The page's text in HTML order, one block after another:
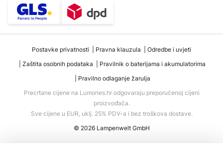
Postavke privatnosti Pravna klauzula
Odredbe i uvjeti
Zaštita osobnih podataka
Pravilnik o baterijama i akumulatorima
Pravilno odlaganje žarulja
Precrtane cijene na Lumories.hr odgovaraju preporučenoj cijeni
proizvođača.
Sve cijene u EUR, uklj. 25% PDV-a i bez troškova dostave.
© 2026 Lampenwelt GmbH